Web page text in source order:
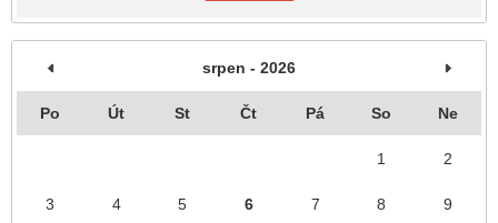
srpen - 2026
Po Út St Čt Pá So Ne
1 2
3 4 5 6 7 8 9